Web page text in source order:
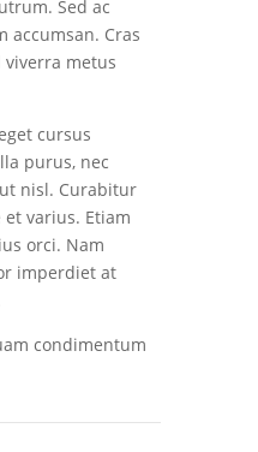
Sed ac
accumsan. Cras
metus
cursus
purus, nec
nisl. Curabitur
varius. Etiam
orci. Nam
imperdiet at
condimentum